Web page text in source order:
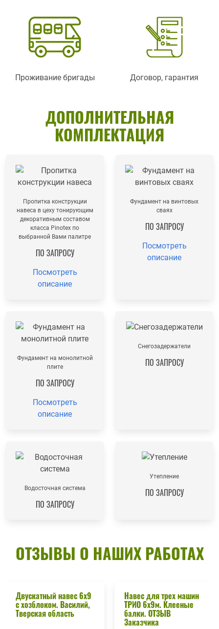
Проживание бригады Договор, гарантия
ДОПОЛНИТЕЛЬНАЯ
КОМПЛЕКТАЦИЯ
Пропитка конструкции
навеса в цеху тонирующим
декоративным составом
класса Pinotex по
выбранной Вами палитре
ПО ЗАПРОСУ
Посмотреть
описание
Фундамент на винтовых
сваях
ПО ЗАПРОСУ
Посмотреть
описание
Фундамент на монолитной
плите
ПО ЗАПРОСУ
Посмотреть
описание
Снегозадержатели
ПО ЗАПРОСУ
Водосточная система
ПО ЗАПРОСУ
Утепление
ПО ЗАПРОСУ
ОТЗЫВЫ О НАШИХ РАБОТАХ
Двускатный навес 6х9
с хозблоком. Василий,
Тверская область
Навес для трех машин
ТРИО 6х9м. Клееные
балки. ОТЗЫВ
Заказчика